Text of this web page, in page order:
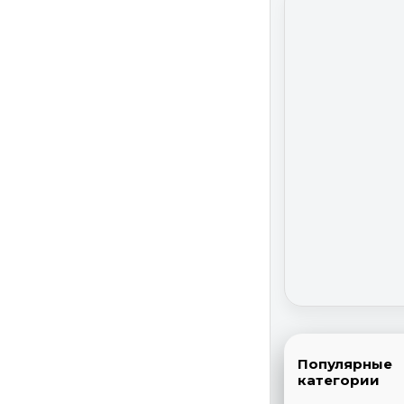
Популярные
категории